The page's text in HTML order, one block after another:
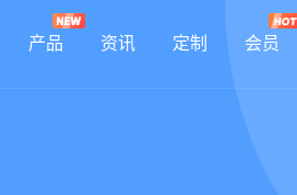
产品 资讯 定制 会员